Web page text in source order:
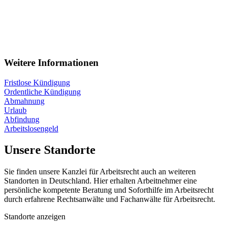
Weitere Informationen
Fristlose Kündigung
Ordentliche Kündigung
Abmahnung
Urlaub
Abfindung
Arbeitslosengeld
Unsere Standorte
Sie finden unsere Kanzlei für Arbeitsrecht auch an weiteren
Standorten in Deutschland. Hier erhalten Arbeitnehmer eine
persönliche kompetente Beratung und Soforthilfe im Arbeitsrecht
durch erfahrene Rechtsanwälte und Fachanwälte für Arbeitsrecht.
Standorte anzeigen